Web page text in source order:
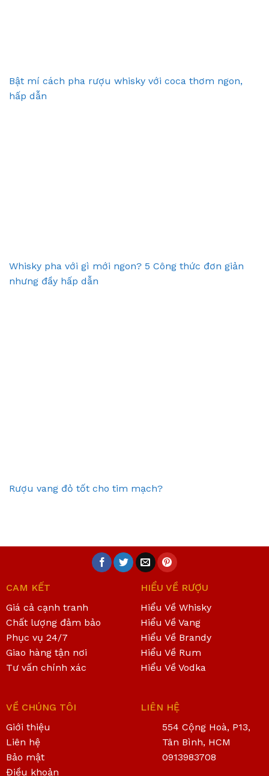
Bật mí cách pha rượu whisky với coca thơm ngon,
hấp dẫn
Whisky pha với gì mới ngon? 5 Công thức đơn giản
nhưng đầy hấp dẫn
Rượu vang đỏ tốt cho tim mạch?
CAM KẾT
Giá cả cạnh tranh
Chất lượng đảm bảo
Phục vụ 24/7
Giao hàng tận nơi
Tư vấn chính xác
HIỂU VỀ RƯỢU
Hiểu Về Whisky
Hiểu Về Vang
Hiểu Về Brandy
Hiểu Về Rum
Hiểu Về Vodka
VỀ CHÚNG TÔI
Giới thiệu
Liên hệ
Bảo mật
Điều khoản
LIÊN HỆ
554 Cộng Hoà, P13,
Tân Bình, HCM
0913983708